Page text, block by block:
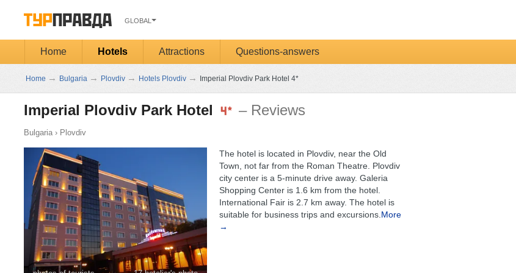
GLOBAL
Home Hotels Attractions Questions-answers
Home → Bulgaria → Plovdiv → Hotels Plovdiv → Imperial Plovdiv Park Hotel 4*
Imperial Plovdiv Park Hotel – Reviews
Bulgaria› Plovdiv
The hotel is located in Plovdiv, near the Old
Town, not far from the Roman Theatre. Plovdiv
city center is a 5-minute drive away. Galeria
Shopping Center is 1.6 km from the hotel.
International Fair is 2.7 km away. The hotel is
suitable for business trips and excursions. More
→